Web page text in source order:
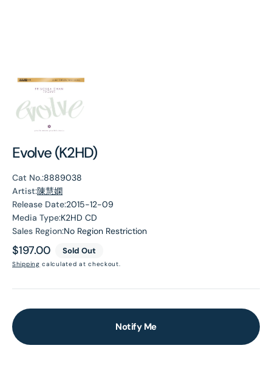
Evolve (K2HD)
Cat No.:8889038
Artist:陳慧嫻
Release Date:2015-12-09
Media Type:K2HD CD
Sales Region:No Region Restriction
Regular
price
$197.00 Sold Out
Shipping calculated at checkout.
Notify Me